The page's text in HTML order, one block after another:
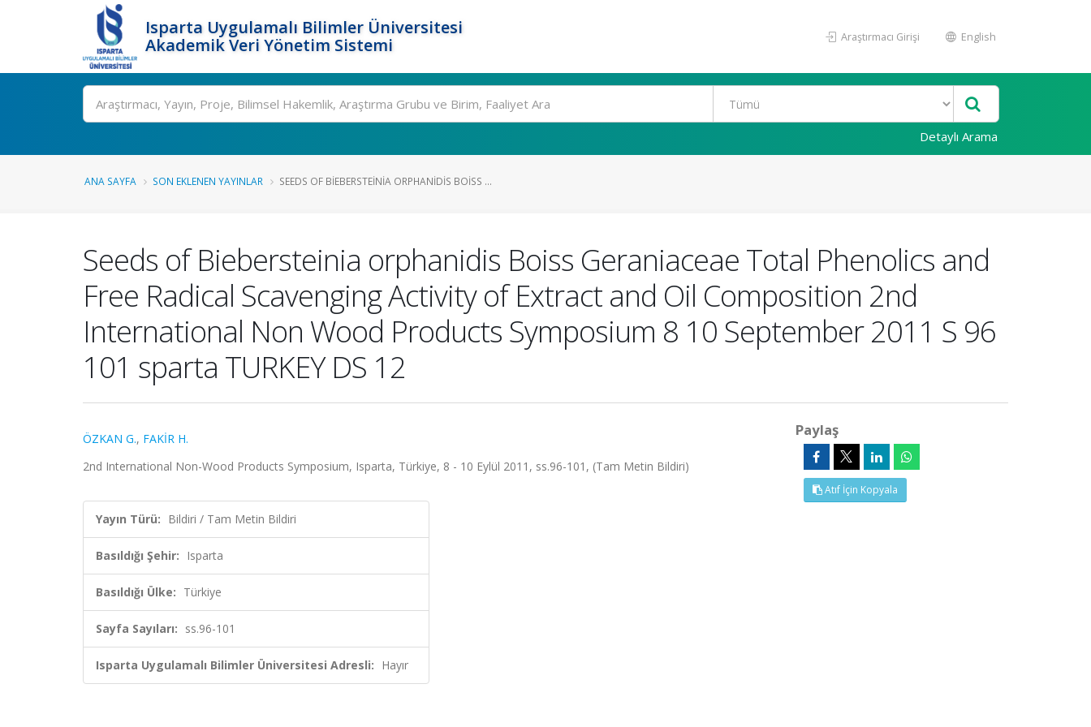
Isparta Uygulamalı Bilimler Üniversitesi
Akademik Veri Yönetim Sistemi
Araştırmacı Girişi English
Ara
Detaylı Arama
ANA SAYFA SON EKLENEN YAYINLAR SEEDS OF BIEBERSTEINIA ORPHANIDIS BOISS ...
Seeds of Biebersteinia orphanidis Boiss Geraniaceae Total Phenolics and
Free Radical Scavenging Activity of Extract and Oil Composition 2nd
International Non Wood Products Symposium 8 10 September 2011 S 96
101 sparta TURKEY DS 12
ÖZKAN G., FAKİR H.
2nd International Non-Wood Products Symposium, Isparta, Türkiye, 8 - 10 Eylül 2011, ss.96-101, (Tam Metin Bildiri)
Yayın Türü: Bildiri / Tam Metin Bildiri
Basıldığı Şehir: Isparta
Basıldığı Ülke: Türkiye
Sayfa Sayıları: ss.96-101
Isparta Uygulamalı Bilimler Üniversitesi Adresli: Hayır
Paylaş
Atıf İçin Kopyala